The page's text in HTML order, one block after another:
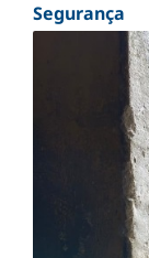
Segurança